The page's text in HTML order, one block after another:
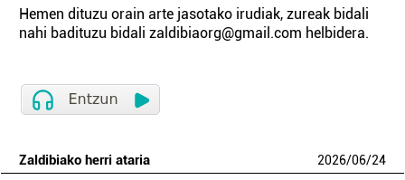
Hemen dituzu orain arte jasotako irudiak, zureak bidali
nahi badituzu bidali zaldibiaorg@gmail.com helbidera.
Zaldibiako herri ataria 2026/06/24